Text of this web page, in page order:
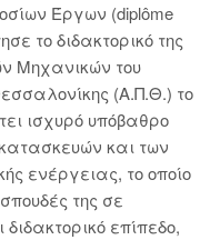
Έργων (diplôme
το διδακτορικό της
Μηχανικών του
(Α.Π.Θ.) το
ισχυρό υπόβαθρο
και των
ενέργειας, το οποίο
της σε
επίπεδο,